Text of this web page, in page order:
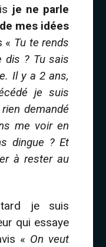
je ne parle
mes idées
« Tu te rends
dis ? Tu sais
Il y a 2 ans,
je suis
demandé
me voir en
dingue ? Et
à rester au
je suis
qui essaye
« On veut